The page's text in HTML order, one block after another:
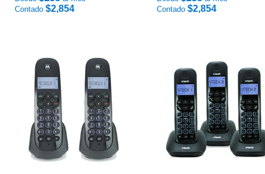
Contado $2,854
Contado $2,854